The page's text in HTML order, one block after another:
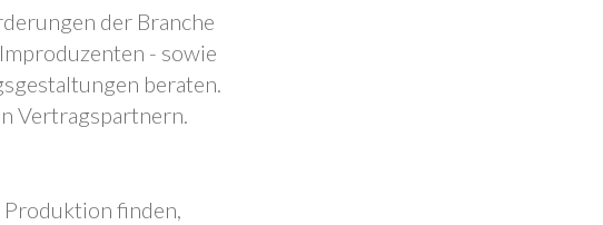
der Branche
- sowie
beraten.
Vertragspartnern.
finden,